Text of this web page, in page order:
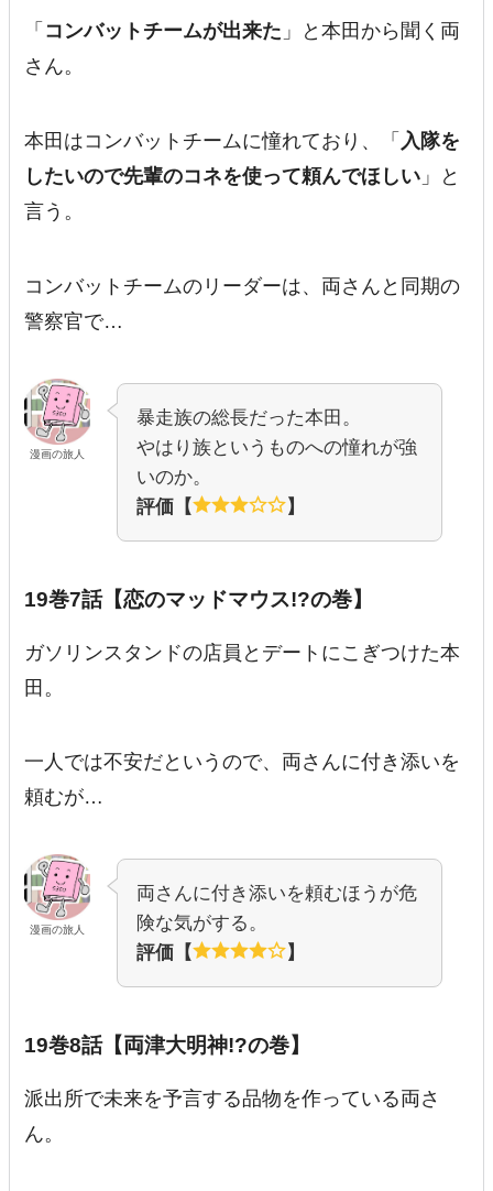
「 コンバットチームが出来た 」と本田から聞く両
さん。
本田はコンバットチームに憧れており、「 入隊を
したいので先輩のコネを使って頼んでほしい 」と
言う。
コンバットチームのリーダーは、両さんと同期の
警察官で…
漫画の旅人
暴走族の総長だった本田。
やはり族というものへの憧れが強
いのか。
評価【
】
19巻7話【恋のマッドマウス!?の巻】
ガソリンスタンドの店員とデートにこぎつけた本
田。
一人では不安だというので、両さんに付き添いを
頼むが…
漫画の旅人
両さんに付き添いを頼むほうが危
険な気がする。
評価【
】
19巻8話【両津大明神!?の巻】
派出所で未来を予言する品物を作っている両さ
ん。